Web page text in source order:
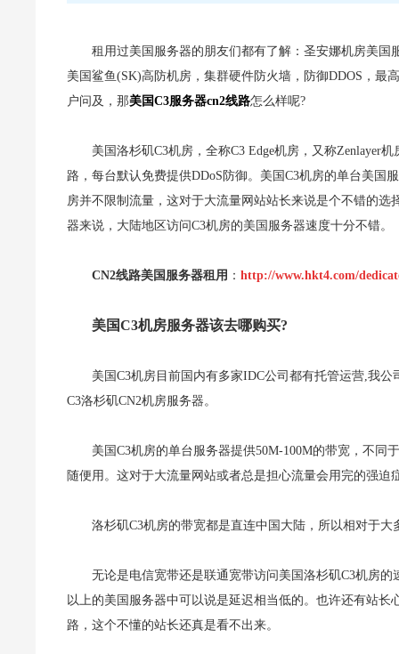
租用过美国服务器的朋友们都有了解：圣安娜机房美国
美国鲨鱼(SK)高防机房，集群硬件防火墙，防御DDOS，最
户问及，那美国C3服务器cn2线路怎么样呢?
美国洛杉矶C3机房，全称C3 Edge机房，又称Zenlayer
路，每台默认免费提供DDoS防御。美国C3机房的单台美国
房并不限制流量，这对于大流量网站站长来说是个不错的
器来说，大陆地区访问C3机房的美国服务器速度十分不错。
CN2线路美国服务器租用 ： http://www.hkt4.com/
美国C3机房服务器该去哪购买?
美国C3机房目前国内有多家IDC公司都有托管运营,我
C3洛杉矶CN2机房服务器。
美国C3机房的单台服务器提供50M-100M的带宽，不同
随便用。这对于大流量网站或者总是担心流量会用完的强迫
洛杉矶C3机房的带宽都是直连中国大陆，所以相对于
无论是电信宽带还是联通宽带访问美国洛杉矶C3机房
以上的美国服务器中可以说是延迟相当低的。也许还有站
路，这个不懂的站长还真是看不出来。